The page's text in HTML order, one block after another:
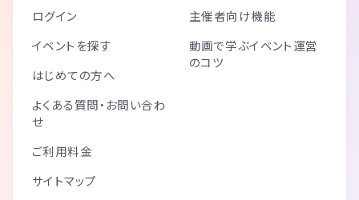
ログイン
イベントを探す
はじめての方へ
よくある質問・お問い合わ
せ
ご利用料金
サイトマップ
主催者向け機能
動画で学ぶイベント運営
のコツ